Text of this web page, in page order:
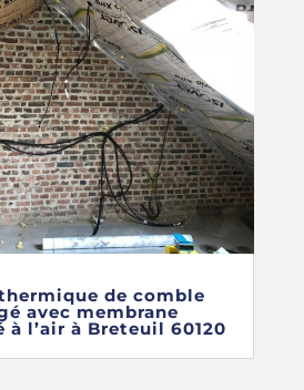
de comble
avec membrane
à l’air à Breteuil 60120